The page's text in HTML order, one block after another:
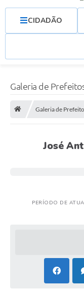
CIDADÃO
Galeria de
Galeria de
José
PERÍODO DE